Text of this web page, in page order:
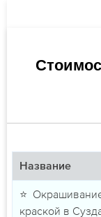
Название
⭐
краской в